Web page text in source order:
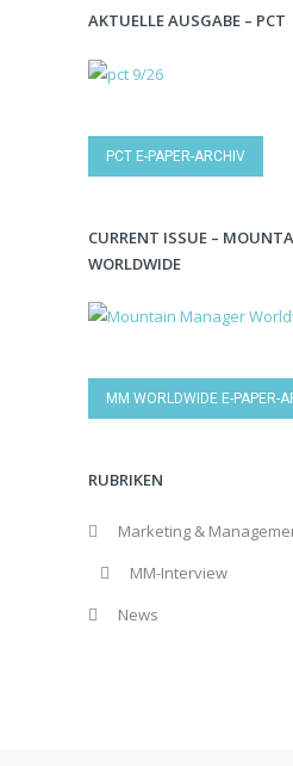
AKTUELLE AUSGABE – PCT
PCT E-PAPER-ARCHIV
CURRENT ISSUE –
WORLDWIDE
MM WORLDWIDE E-PAPER-
RUBRIKEN
Marketing &
MM-Interview
News